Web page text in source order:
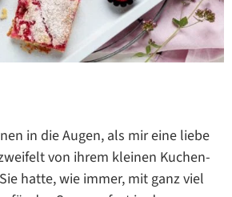
in die Augen, als mir eine liebe
von ihrem kleinen Kuchen-
hatte, wie immer, mit ganz viel